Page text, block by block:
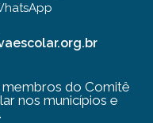
do Comitê
nos municípios e